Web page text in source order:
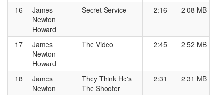
16
James
Newton
Howard
Secret Service 2:16 2.08 MB
17
James
Newton
Howard
The Video 2:45 2.52 MB
18
James
Newton
They Think He's
The Shooter
2:31 2.31 MB